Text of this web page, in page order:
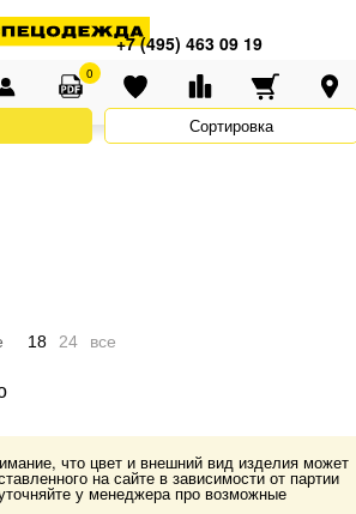
+7 (495) 463 09 19
+7 (495) 463 09 19
0
ХОРЕКА (кафе, рестораны, отели)
Сортировка
18 24 все
что цвет и внешний вид изделия может
на сайте в зависимости от партии
у менеджера про возможные